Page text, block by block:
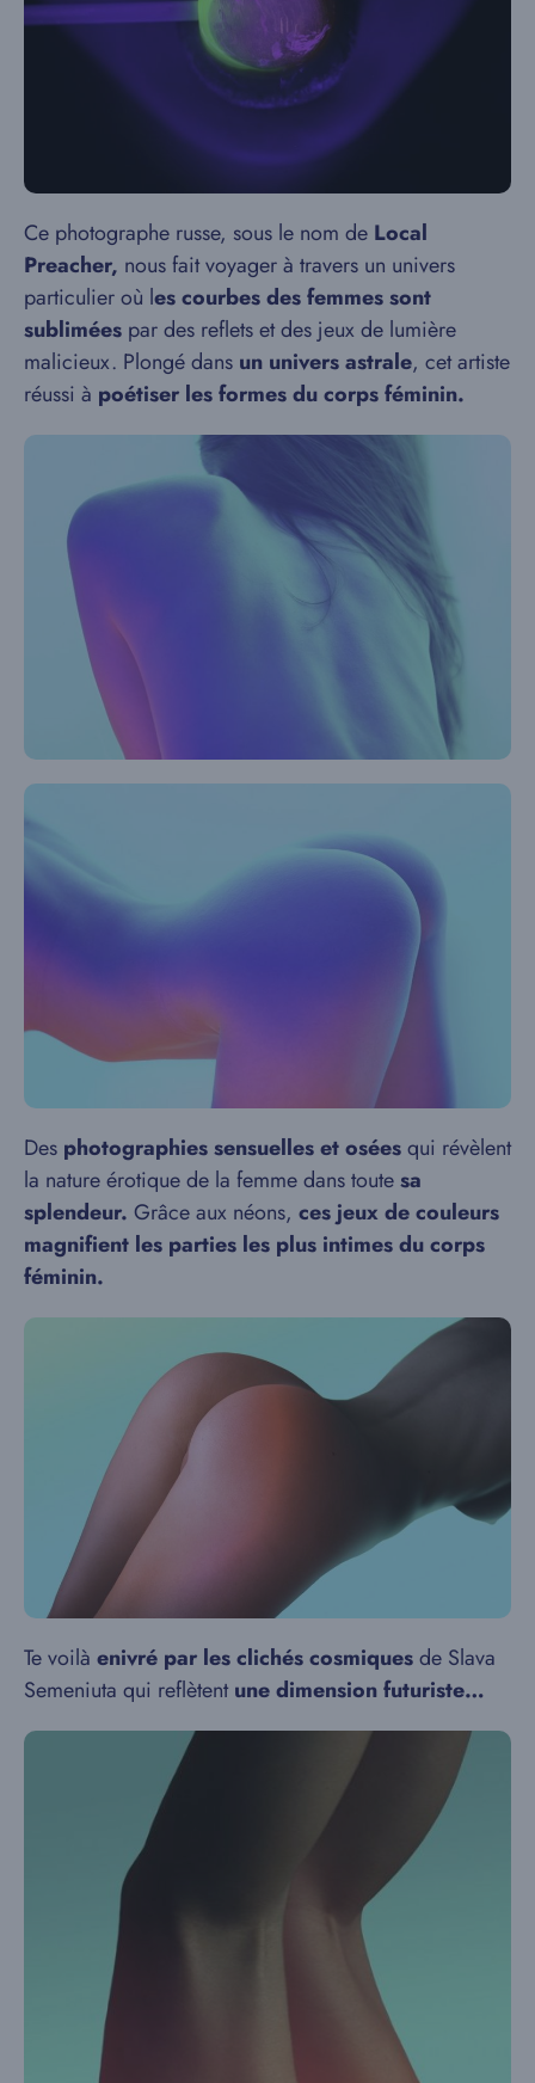
Ce photographe russe, sous le nom de Local
Preacher, nous fait voyager à travers un univers
particulier où les courbes des femmes sont
sublimées par des reflets et des jeux de lumière
malicieux. Plongé dans un univers astrale, cet artiste
réussi à poétiser les formes du corps féminin.
Des photographies sensuelles et oséesqui révèlent
la nature érotique de la femme dans toutesa
splendeur. Grâce aux néons, ces jeux de couleurs
magnifient les parties les plus intimes du corps
féminin.
Te voilà enivré par les clichés cosmiquesde Slava
Semeniuta qui reflètentune dimension futuriste…